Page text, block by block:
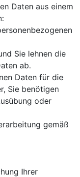
Daten aus einem
Sie lehnen die
ab.
Daten für die
Sie benötigen
oder
gemäß
Ihrer